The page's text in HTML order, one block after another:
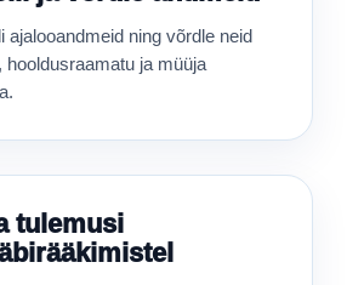
ajalooandmeid ning võrdle neid
hooldusraamatu ja müüja
tulemusi